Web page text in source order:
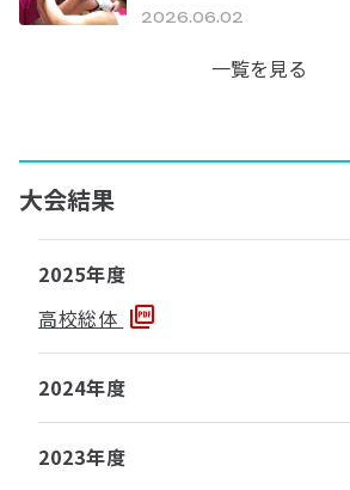
2026.06.02
一覧を見る
大会結果
2025年度
高校総体
2024年度
2023年度